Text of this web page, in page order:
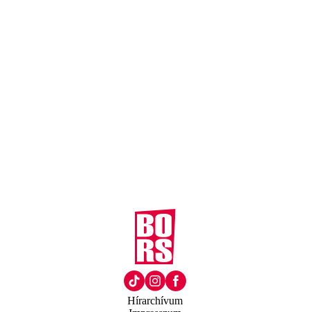
Hírarchívum